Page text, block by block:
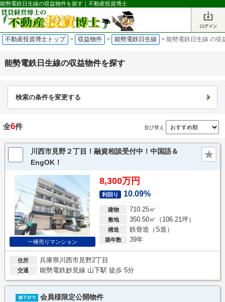
能勢電鉄日生線の収益物件を探す｜不動産投資博士
不動産投資博士トップ > 収益物件 > 能勢電鉄日生線 > 能勢電鉄日生線 の収
能勢電鉄日生線の収益物件を探す
検索の条件を変更する
全6件 並び替え
川西市見野２丁目！融資相談受付中！中国語＆
EngOK！
一棟売りマンション
8,300万円
利回り 10.09%
建物 710.25㎡
敷地 350.50㎡（106.21坪）
構造 鉄骨造（S造）
築年数 39年
住所 兵庫県川西市見野2丁目
交通 能勢電鉄妙見線 山下駅 徒歩 5分
会員様限定公開物件